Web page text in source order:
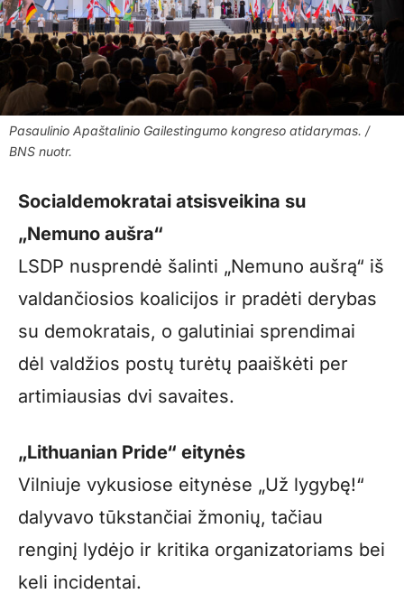
Pasaulinio Apaštalinio Gailestingumo kongreso atidarymas. /
BNS nuotr.
Socialdemokratai atsisveikina su
„Nemuno aušra“
LSDP nusprendė šalinti „Nemuno aušrą“ iš
valdančiosios koalicijos ir pradėti derybas
su demokratais, o galutiniai sprendimai
dėl valdžios postų turėtų paaiškėti per
artimiausias dvi savaites.
„Lithuanian Pride“ eitynės
Vilniuje vykusiose eitynėse „Už lygybę!“
dalyvavo tūkstančiai žmonių, tačiau
renginį lydėjo ir kritika organizatoriams bei
keli incidentai.